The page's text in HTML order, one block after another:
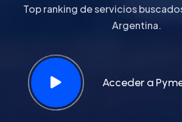
Top ranking de servicios
Argentina.
Acceder a